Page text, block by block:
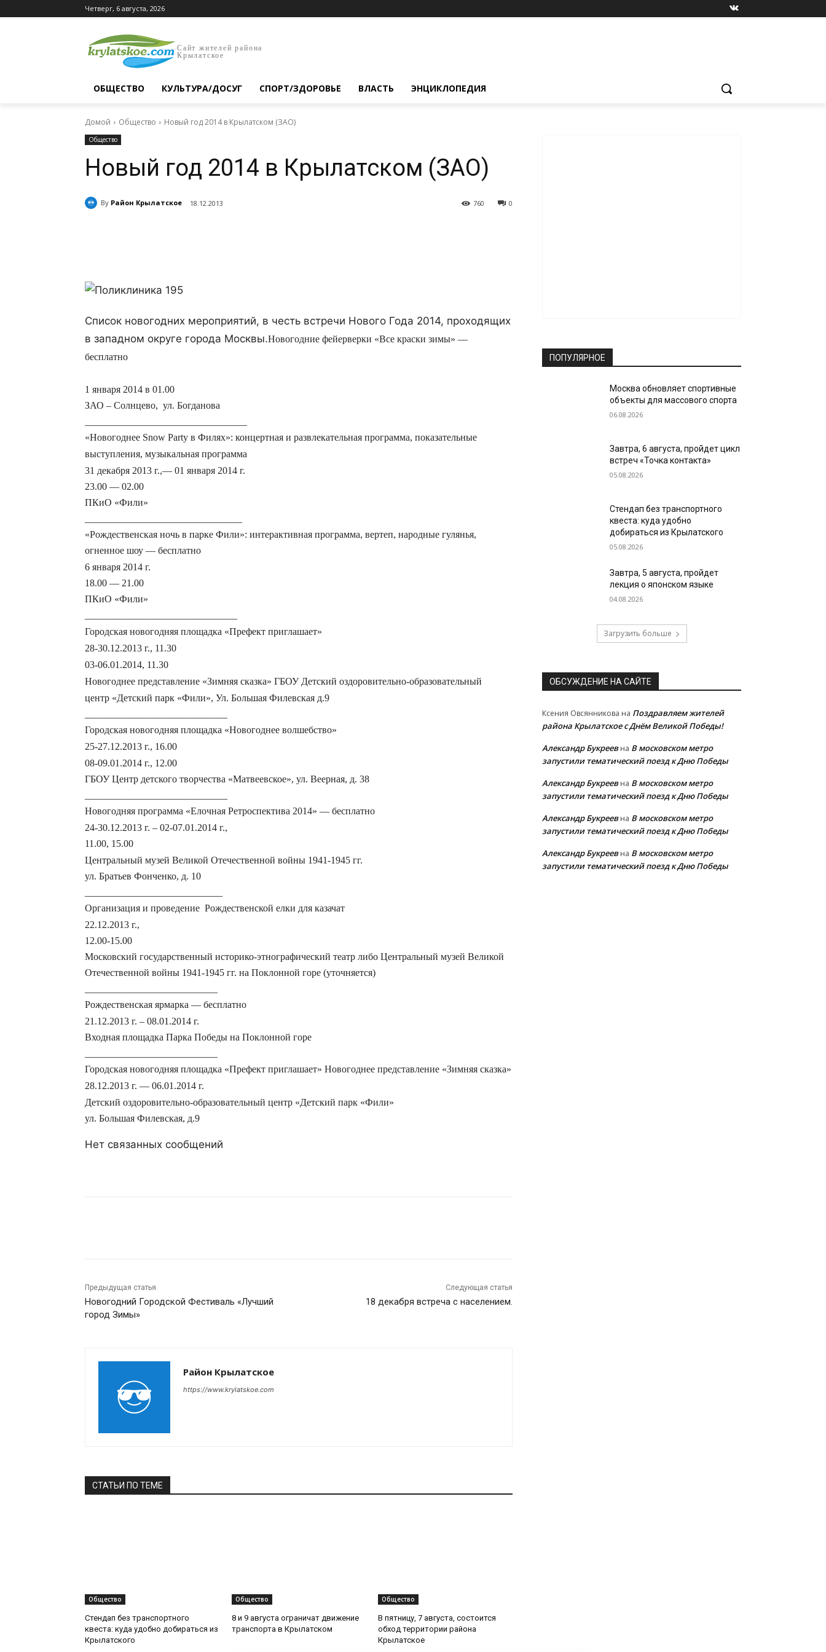
Четверг, 6 августа, 2026
Сайт жителей района
Крылатское
ОБЩЕСТВО КУЛЬТУРА/ДОСУГ СПОРТ/ЗДОРОВЬЕ ВЛАСТЬ ЭНЦИКЛОПЕДИЯ
Домой Общество Новый год 2014 в Крылатском (ЗАО)
Общество
Новый год 2014 в Крылатском (ЗАО)
By Район Крылатское 18.12.2013 0
760
Список новогодних мероприятий, в честь встречи Нового Года 2014, проходящих
в западном округе города Москвы.Новогодние фейерверки «Все краски зимы» —
бесплатно
1 января 2014 в 01.00
ЗАО – Солнцево, ул. Богданова
«Новогоднее Snow Party в Филях»: концертная и развлекательная программа, показательные
выступления, музыкальная программа
31 декабря 2013 г.,— 01 января 2014 г.
23.00 — 02.00
ПКиО «Фили»
«Рождественская ночь в парке Фили»: интерактивная программа, вертеп, народные гулянья,
огненное шоу — бесплатно
6 января 2014 г.
18.00 — 21.00
ПКиО «Фили»
Городская новогодняя площадка «Префект приглашает»
28-30.12.2013 г., 11.30
03-06.01.2014, 11.30
Новогоднее представление «Зимняя сказка» ГБОУ Детский оздоровительно-образовательный
центр «Детский парк «Фили», Ул. Большая Филевская д.9
Городская новогодняя площадка «Новогоднее волшебство»
25-27.12.2013 г., 16.00
08-09.01.2014 г., 12.00
ГБОУ Центр детского творчества «Матвеевское», ул. Веерная, д. 38
Новогодняя программа «Елочная Ретроспектива 2014» — бесплатно
24-30.12.2013 г. – 02-07.01.2014 г.,
11.00, 15.00
Центральный музей Великой Отечественной войны 1941-1945 гг.
ул. Братьев Фонченко, д. 10
Организация и проведение Рождественской елки для казачат
22.12.2013 г.,
12.00-15.00
Московский государственный историко-этнографический театр либо Центральный музей Великой
Отечественной войны 1941-1945 гг. на Поклонной горе (уточняется)
Рождественская ярмарка — бесплатно
21.12.2013 г. – 08.01.2014 г.
Входная площадка Парка Победы на Поклонной горе
Городская новогодняя площадка «Префект приглашает» Новогоднее представление «Зимняя сказка»
28.12.2013 г. — 06.01.2014 г.
Детский оздоровительно-образовательный центр «Детский парк «Фили»
ул. Большая Филевская, д.9
Нет связанных сообщений
Предыдущая статья
Новогодний Городской Фестиваль «Лучший
город Зимы»
Следующая статья
18 декабря встреча с населением.
Район Крылатское
https://www.krylatskoe.com
СТАТЬИ ПО ТЕМЕ
Общество
Стендап без транспортного
квеста: куда удобно добираться из
Крылатского
Общество
8 и 9 августа ограничат движение
транспорта в Крылатском
Общество
В пятницу, 7 августа, состоится
обход территории района
Крылатское
ПОПУЛЯРНОЕ
Москва обновляет спортивные
объекты для массового спорта
06.08.2026
Завтра, 6 августа, пройдет цикл
встреч «Точка контакта»
05.08.2026
Стендап без транспортного
квеста: куда удобно
добираться из Крылатского
05.08.2026
Завтра, 5 августа, пройдет
лекция о японском языке
04.08.2026
Загрузить больше
ОБСУЖДЕНИЕ НА САЙТЕ
Ксения Овсянникова на Поздравляем жителей
района Крылатское с Днём Великой Победы!
Александр Букреевна В московском метро
запустили тематический поезд к Дню Победы
Александр Букреевна В московском метро
запустили тематический поезд к Дню Победы
Александр Букреевна В московском метро
запустили тематический поезд к Дню Победы
Александр Букреевна В московском метро
запустили тематический поезд к Дню Победы